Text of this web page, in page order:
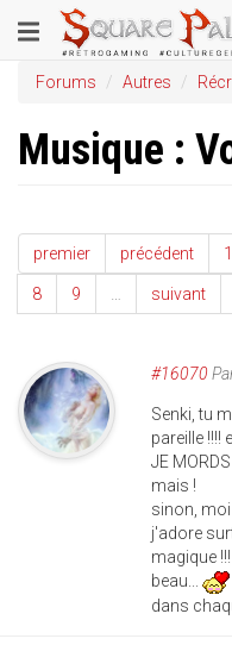
au
contenu
principal
Toggle
navigation
Forums Autres
Musique :
premier précédent 1
8 9 suivant
#16070
Senki, tu
pareille
JE
mais !
sinon, moi
j'adore
magique
beau...
dans